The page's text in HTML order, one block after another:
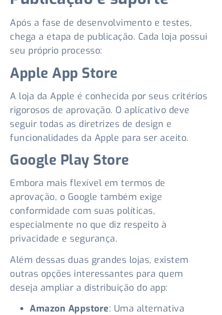
Após a fase de desenvolvimento e testes,
chega a etapa de publicação. Cada loja possui
seu próprio processo:
Apple App Store
A loja da Apple é conhecida por seus critérios
rigorosos de aprovação. O aplicativo deve
seguir todas as diretrizes de design e
funcionalidades da Apple para ser aceito.
Google Play Store
Embora mais flexível em termos de
aprovação, o Google também exige
conformidade com suas políticas,
especialmente no que diz respeito à
privacidade e segurança.
Além dessas duas grandes lojas, existem
outras opções interessantes para quem
deseja ampliar a distribuição do app:
Amazon Appstore: Uma alternativa